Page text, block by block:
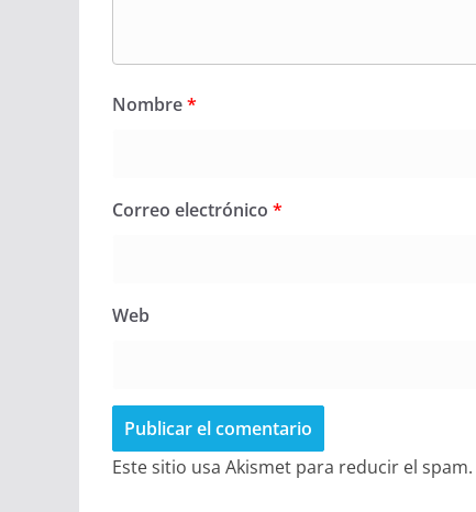
Nombre*
Correo electrónico *
Web
Este sitio usa Akismet para reducir el spam.